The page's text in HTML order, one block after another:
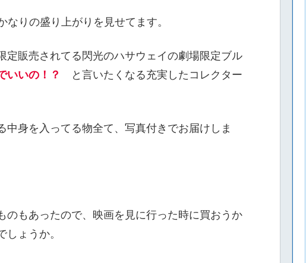
りの盛り上がりを見せてます。
販売されてる閃光のハサウェイの劇場限定ブル
いいの！？
と言いたくなる充実したコレクター
身を入ってる物全て、写真付きでお届けしま
もあったので、映画を見に行った時に買おうか
ょうか。